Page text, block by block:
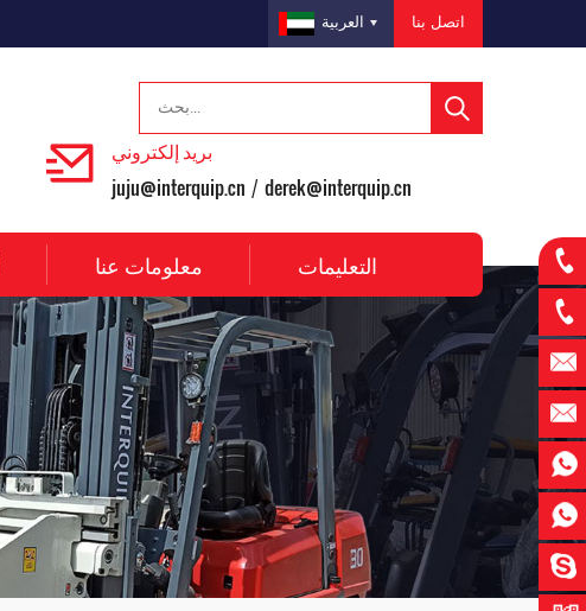
اتصل بنا العربية
بريد إلكتروني
juju@interquip.cn / derek@interquip.cn
معلومات عنا التعليمات